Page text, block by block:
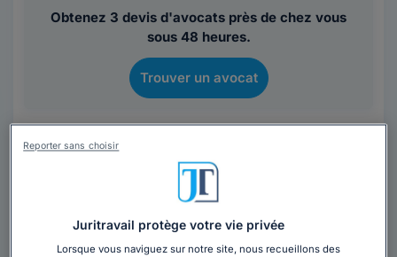
Obtenez 3 devis d'avocats près de chez vous
sous 48 heures.
Trouver un avocat
Maître Roselyne CHANTELOVE
Juritravail protège votre vie privée
Lorsque vous naviguez sur notre site, nous recueillons des
Reporter sans choisir